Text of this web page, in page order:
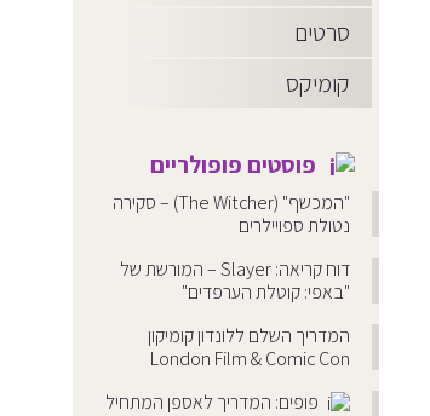
סרטים
קומיקס
פוסטים פופולריים
"המכשף" (The Witcher) – סקירה
נטולת ספויילרים
דוח קריאה: Slayer – המורשת של
"באפי: קוטלת הערפדים"
המדריך השלם ללונדון קומיקון
London Film & Comic Con
פופים: המדריך לאספן המתחיל